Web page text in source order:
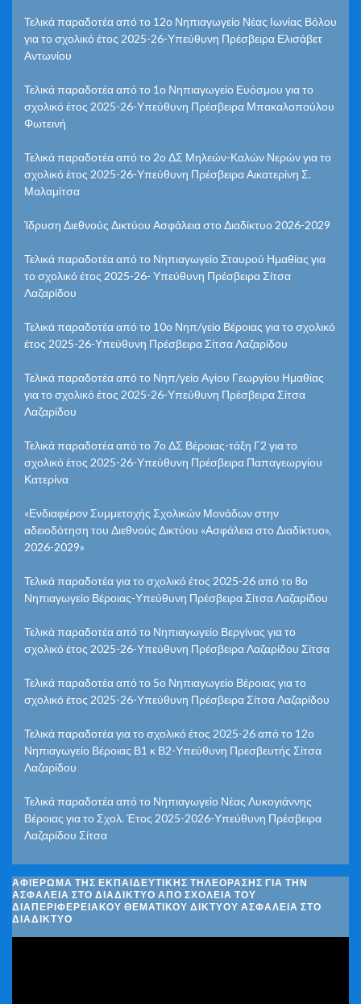
Τελικά παραδοτέα από το 12ο Νηπιαγωγείο Νέας Ιωνίας Βόλου
για το σχολικό έτος 2025-26-Υπεύθυνη Πρέσβειρα Ελισάβετ
Αντωνίου
Τελικά παραδοτέα από το 1ο Νηπιαγωγείο Ευόσμου για το
σχολικό έτος 2025-26-Υπεύθυνη Πρέσβειρα Μπακαλοπούλου
Φωτεινή
Τελικά παραδοτέα από το 2ο ΔΣ Μηλεών-Καλών Νερών για το
σχολικό έτος 2025-26-Υπεύθυνη Πρέσβειρα Αικατερίνη Σ.
Μαλαμίτσα
Ίδρυση Διεθνούς Δικτύου Ασφάλεια στο Διαδίκτυο 2026-2029
Τελικά παραδοτέα από το Νηπιαγωγείο Σταυρού Ημαθίας για
το σχολικό έτος 2025-26- Υπεύθυνη Πρέσβειρα Σίτσα
Λαζαρίδου
Τελικά παραδοτέα από το 10ο Νηπ/γείο Βέροιας για το σχολικό
έτος 2025-26-Υπεύθυνη Πρέσβειρα Σίτσα Λαζαρίδου
Τελικά παραδοτέα από το Νηπ/γείο Αγίου Γεωργίου Ημαθίας
για το σχολικό έτος 2025-26-Υπεύθυνη Πρέσβειρα Σίτσα
Λαζαρίδου
Τελικά παραδοτέα από το 7ο ΔΣ Βέροιας-τάξη Γ2 για το
σχολικό έτος 2025-26-Υπεύθυνη Πρέσβειρα Παπαγεωργίου
Κατερίνα
«Ενδιαφέρον Συμμετοχής Σχολικών Μονάδων στην
αδειοδότηση του Διεθνούς Δικτύου «Ασφάλεια στο Διαδίκτυο»,
2026-2029»
Τελικά παραδοτέα για το σχολικό έτος 2025-26 από το 8ο
Νηπιαγωγείο Βέροιας-Υπεύθυνη Πρέσβειρα Σίτσα Λαζαρίδου
Τελικά παραδοτέα από το Νηπιαγωγείο Βεργίνας για το
σχολικό έτος 2025-26-Υπεύθυνη Πρέσβειρα Λαζαρίδου Σίτσα
Τελικά παραδοτέα από το 5ο Νηπιαγωγείο Βέροιας για το
σχολικό έτος 2025-26-Υπεύθυνη Πρέσβειρα Σίτσα Λαζαρίδου
Τελικά παραδοτέα για το σχολικό έτος 2025-26 από το 12ο
Νηπιαγωγείο Βέροιας Β1 κ Β2-Υπεύθυνη Πρεσβευτής Σίτσα
Λαζαρίδου
Τελικά παραδοτέα από το Νηπιαγωγείο Νέας Λυκογιάννης
Βέροιας για το Σχολ. Έτος 2025-2026-Υπεύθυνη Πρέσβειρα
Λαζαρίδου Σίτσα
ΑΦΙΈΡΩΜΑ ΤΗΣ ΕΚΠΑΙΔΕΥΤΙΚΉΣ ΤΗΛΕΌΡΑΣΗΣ ΓΙΑ ΤΗΝ
ΑΣΦΆΛΕΙΑ ΣΤΟ ΔΙΑΔΊΚΤΥΟ ΑΠΌ ΣΧΟΛΕΊΑ ΤΟΥ
ΔΙΑΠΕΡΙΦΕΡΕΙΑΚΟΎ ΘΕΜΑΤΙΚΟΎ ΔΙΚΤΎΟΥ ΑΣΦΆΛΕΙΑ ΣΤΟ
ΔΙΑΔΊΚΤΥΟ